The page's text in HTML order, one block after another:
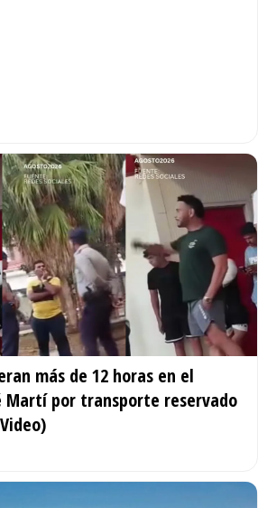
más de 12 horas en el
Martí por transporte reservado